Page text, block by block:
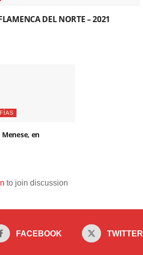
DEL NORTE – 2021
en
to join discussion
FACEBOOK TWITTER